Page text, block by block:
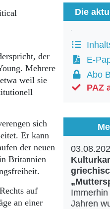
der
Mehrere
weil sie
sich
Er kann
der neuen
Britannien
auf
an einer
Die
E-
Abo
PAZ
Jahren